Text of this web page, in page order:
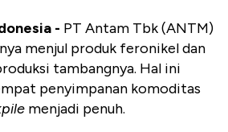
- PT Antam Tbk (ANTM)
menjul produk feronikel dan
tambangnya. Hal ini
penyimpanan komoditas
menjadi penuh.